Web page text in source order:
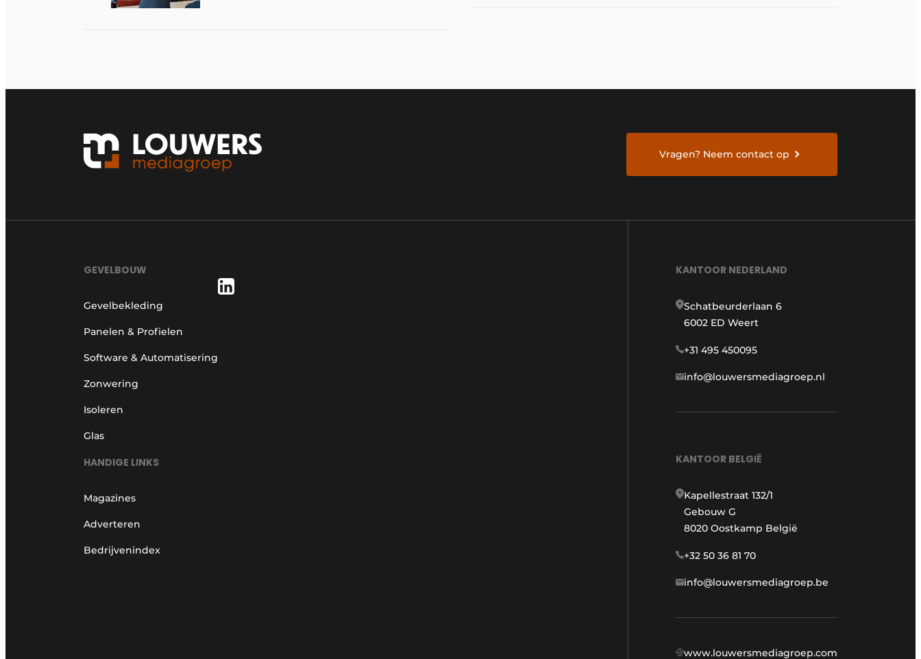
Vragen? Neem contact op
GEVELBOUW
Gevelbekleding
Panelen & Profielen
Software & Automatisering
Zonwering
Isoleren
Glas
HANDIGE LINKS
Magazines
Adverteren
Bedrijvenindex
KANTOOR NEDERLAND
Schatbeurderlaan 6
6002 ED Weert
+31 495 450095
info@louwersmediagroep.nl
KANTOOR BELGIË
Kapellestraat 132/1
Gebouw G
8020 Oostkamp België
+32 50 36 81 70
info@louwersmediagroep.be
www.louwersmediagroep.com